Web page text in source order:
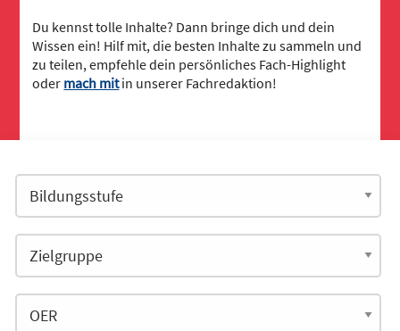
Du kennst tolle Inhalte? Dann bringe dich und dein
Wissen ein! Hilf mit, die besten Inhalte zu sammeln und
zu teilen, empfehle dein persönliches Fach-Highlight
oder mach mitin unserer Fachredaktion!